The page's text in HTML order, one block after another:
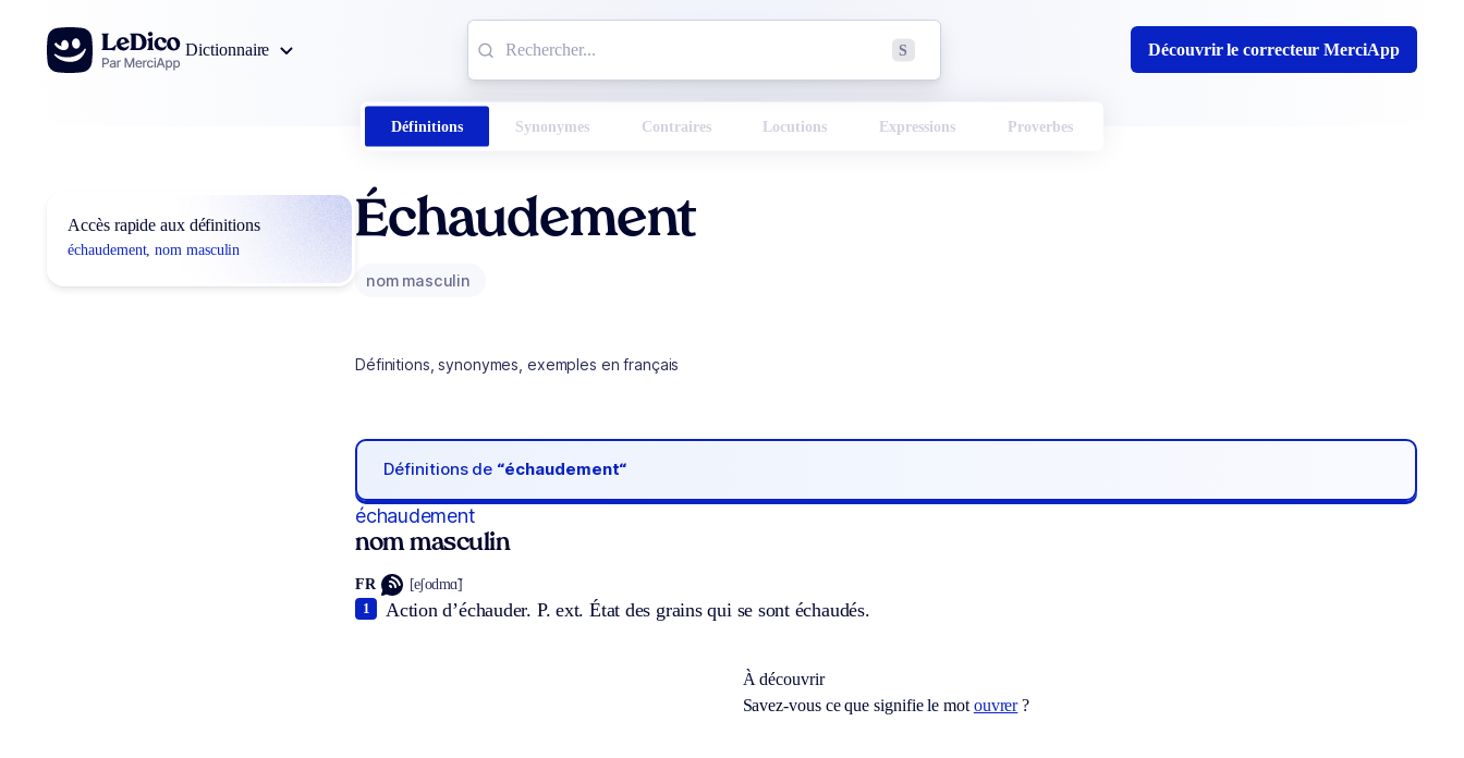
Aller au contenu
Dictionnaire
S Découvrir le correcteur MerciApp
Définitions Synonymes Contraires Locutions Expressions Proverbes
Accès rapide aux définitions
échaudement, nom masculin
Échaudement
nom masculin
Définitions, synonymes, exemples en français
Définitions de “échaudement“
échaudement
nom masculin
FR [eʃodmɑ̃]
Action d’échauder. P. ext. État des grains qui se sont échaudés.
1
À découvrir
Savez-vous ce que signifie le mot ouvrer?